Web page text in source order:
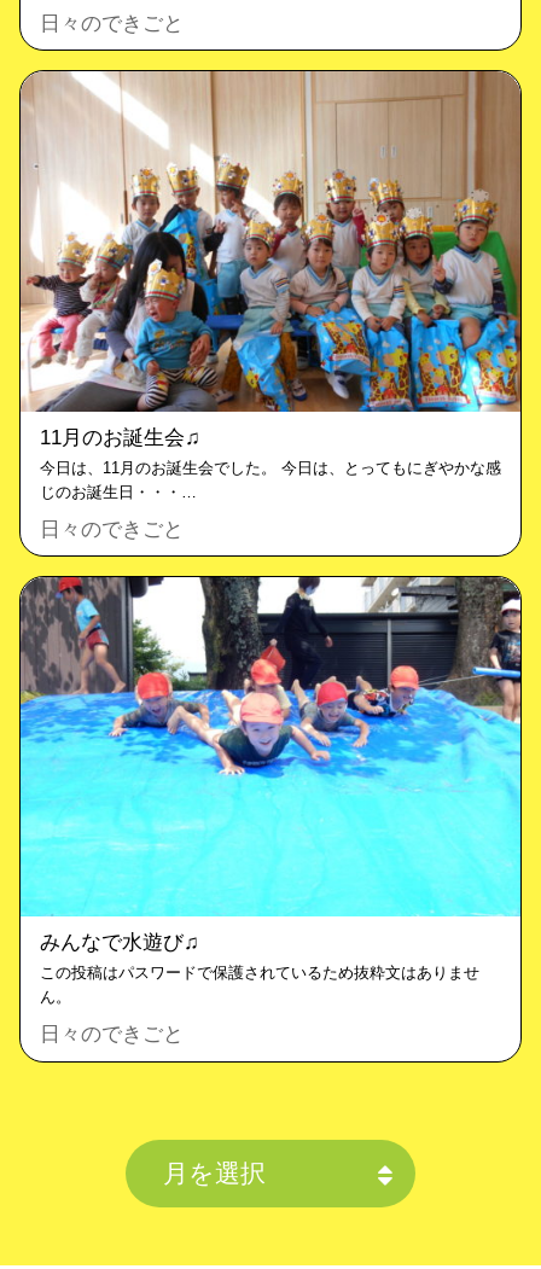
日々のできごと
11月のお誕生会♫
今日は、11月のお誕生会でした。 今日は、とってもにぎやかな感
じのお誕生日・・・…
日々のできごと
みんなで水遊び♫
この投稿はパスワードで保護されているため抜粋文はありませ
ん。
日々のできごと